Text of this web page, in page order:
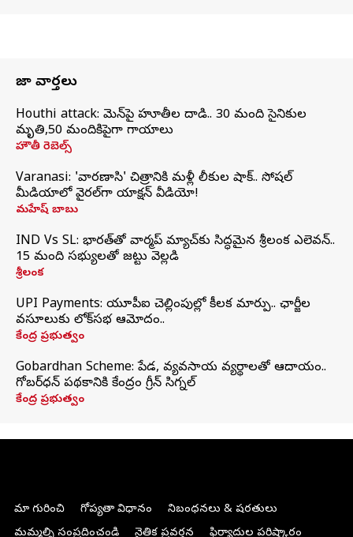
తాజా వార్తలు
Houthi attack: యెమెన్‌పై హూతీల దాడి.. 30 మంది సైనికుల
మృతి,50 మందికిపైగా గాయాలు
హౌతీ రెబెల్స్
Varanasi: 'వారణాసి' చిత్రానికి మళ్లీ లీకుల షాక్.. సోషల్
మీడియాలో వైరల్‌గా యాక్షన్ వీడియో!
మహేష్ బాబు
IND Vs SL: భారత్‌తో వార్మప్‌ మ్యాచ్‌కు సిద్ధమైన శ్రీలంక ఎలెవన్..
15 మంది సభ్యులతో జట్టు వెల్లడి
శ్రీలంక
UPI Payments: యూపీఐ చెల్లింపుల్లో కీలక మార్పు.. ఛార్జీల
వసూలుకు లోక్‌సభ ఆమోదం..
కేంద్ర ప్రభుత్వం
Gobardhan Scheme: పేడ, వ్యవసాయ వ్యర్థాలతో ఆదాయం..
గోబర్‌ధన్ పథకానికి కేంద్రం గ్రీన్ సిగ్నల్
కేంద్ర ప్రభుత్వం
మా గురించి గోప్యతా విధానం
నిబంధనలు & షరతులు
మమ్మల్ని సంప్రదించండి
నైతిక ప్రవర్తన ఫిర్యాదుల పరిష్కారం